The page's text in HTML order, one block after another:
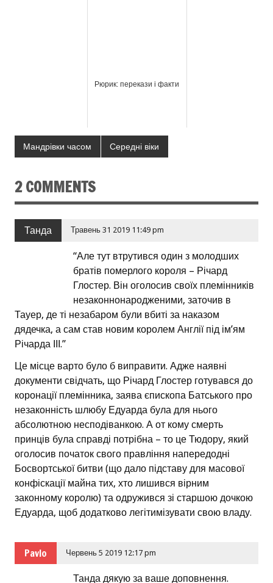
Рюрик: перекази і факти
Мандрівки часом Середні віки
2 COMMENTS
Танда Травень 31 2019 11:49 pm
“Але тут втрутився один з молодших
братів померлого короля – Річард
Глостер. Він оголосив своїх племінників
незаконнонародженими, заточив в
Тауер, де ті незабаром були вбиті за наказом
дядечка, а сам став новим королем Англії під ім’ям
Річарда ІІІ.”
Це місце варто було б виправити. Адже наявні
документи свідчать, що Річард Глостер готувався до
коронації племінника, заява єпископа Батського про
незаконність шлюбу Едуарда була для нього
абсолютною несподіванкою. А от кому смерть
принців була справді потрібна – то це Тюдору, який
оголосив початок свого правління напередодні
Босвортської битви (що дало підставу для масової
конфіскації майна тих, хто лишився вірним
законному королю) та одружився зі старшою дочкою
Едуарда, щоб додатково легітимізувати свою владу.
Pavlo Червень 5 2019 12:17 pm
Танда дякую за ваше доповнення.